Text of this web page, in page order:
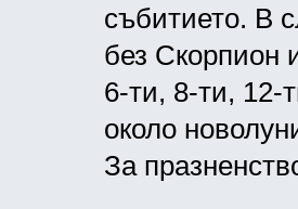
събитието. В
без Скорпион
6-ти, 8-ти, 12-
около
За